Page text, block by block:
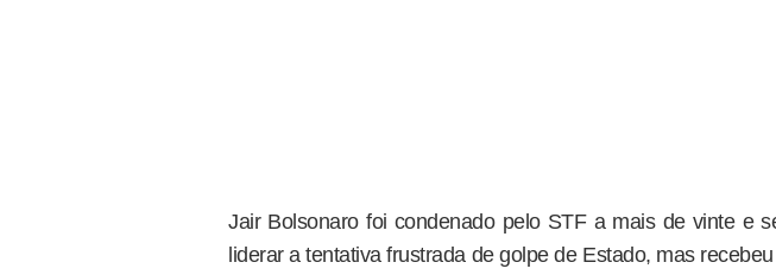
Jair Bolsonaro foi condenado pelo STF a mais de vinte e
liderar a tentativa frustrada de golpe de Estado, mas